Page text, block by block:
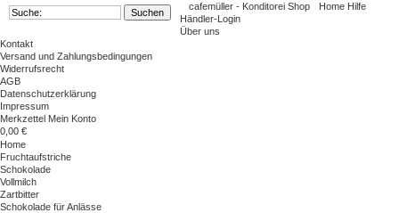
cafemüller - Konditorei Shop Home Hilfe
Händler-Login
Über uns
Kontakt
Versand und Zahlungsbedingungen
Widerrufsrecht
AGB
Datenschutzerklärung
Impressum
Merkzettel Mein Konto
0,00 €
Home
Fruchtaufstriche
Schokolade
Vollmilch
Zartbitter
Schokolade für Anlässe